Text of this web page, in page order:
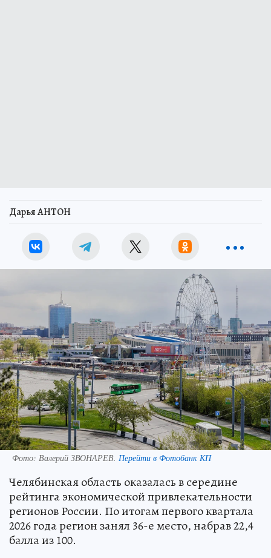
Дарья АНТОН
Фото: Валерий ЗВОНАРЕВ. Перейти в Фотобанк КП
Челябинская область оказалась в середине
рейтинга экономической привлекательности
регионов России. По итогам первого квартала
2026 года регион занял 36-е место, набрав 22,4
балла из 100.